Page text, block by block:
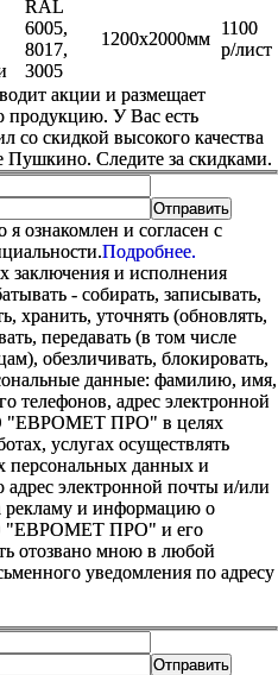
RAL
6005,
8017,
3005
1200х2000мм
1100
р/лист
акции и размещает
У Вас есть
со скидкой высокого качества
Пушкино. Следите за скидками.
ознакомлен и согласен с
Подробнее.
и исполнения
- собирать, записывать,
хранить, уточнять (обновлять,
передавать (в том числе
обезличивать, блокировать,
данные: фамилию, имя,
телефонов, адрес электронной
"ЕВРОМЕТ ПРО" в целях
услугах осуществлять
персональных данных и
электронной почты и/или
рекламу и информацию о
"ЕВРОМЕТ ПРО" и его
отозвано мною в любой
уведомления по адресу